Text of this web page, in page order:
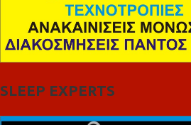
SLEEP EXPERTS